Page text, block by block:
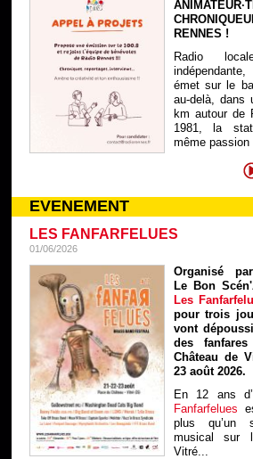
RENNES !
Radio
émet sur le
au-delà, dans
km autour de
1981, la
même
EVENEMENT
LES FANFARFELUES
01/06/2026
Organisé
Le Bon
Les
pour trois
vont
des
Château de
23 août 2026.
En 12 ans
Fanfarfelues
plus qu’un
musical sur
Vitré...